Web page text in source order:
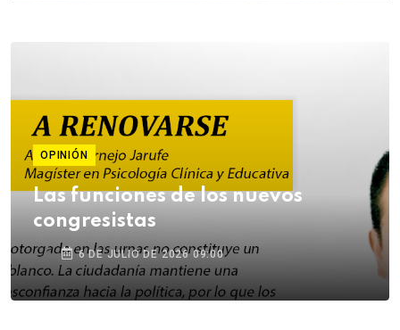
OPINIÓN
Las funciones de los nuevos
congresistas
6 DE JULIO DE 2026 09:00